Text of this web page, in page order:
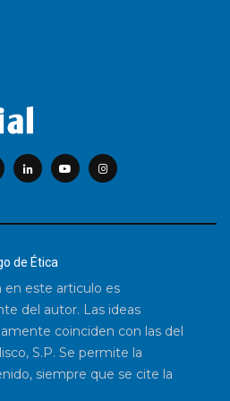
de Ética
en este articulo es
del autor. Las ideas
coinciden con las del
S.P. Se permite la
siempre que se cite la